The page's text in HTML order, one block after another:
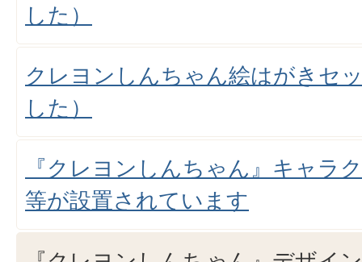
した）
クレヨンしんちゃん絵はがきセ
した）
『クレヨンしんちゃん』キャラ
等が設置されています